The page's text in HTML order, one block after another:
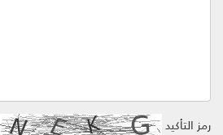
رمز التأكيد